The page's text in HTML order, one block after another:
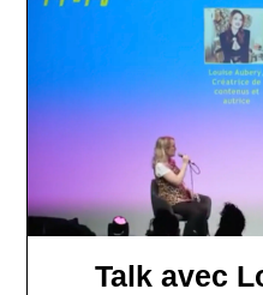
Talk avec